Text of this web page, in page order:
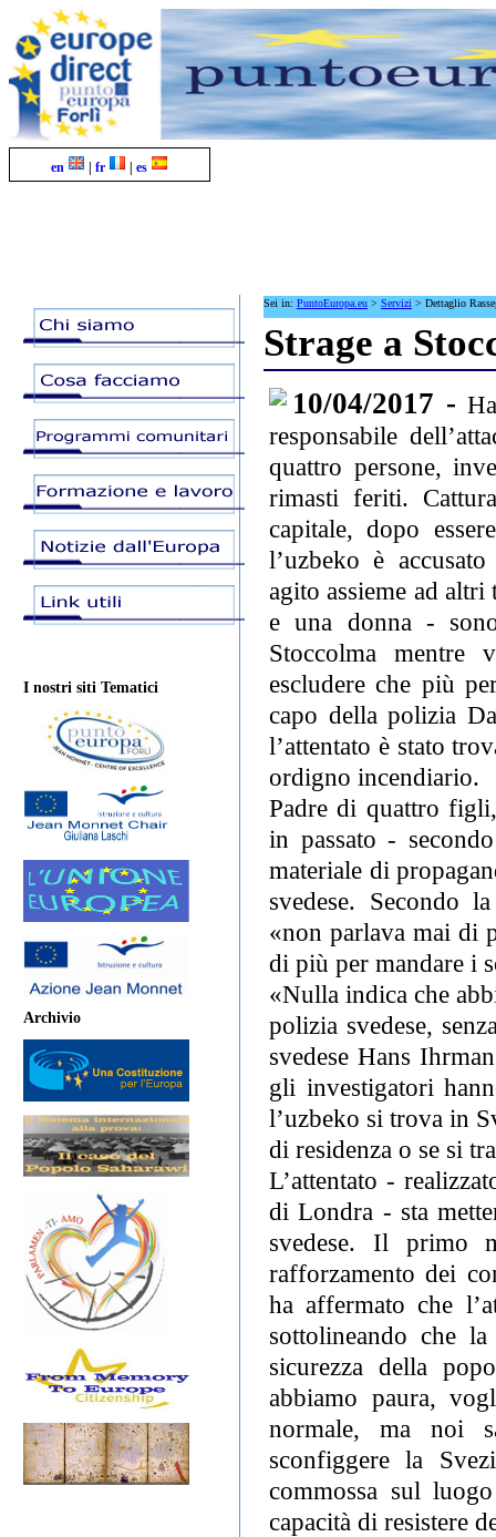
en | fr | es
I nostri siti Tematici
Archivio
Sei in: PuntoEuropa.eu > Servizi > Dettaglio
Strage a
10/04/2017 -
responsabile
quattro persone,
rimasti feriti.
capitale, dopo
l’uzbeko è
agito assieme ad
e una donna -
Stoccolma mentre
escludere che più
capo della polizia
l’attentato è stato
ordigno incendiario.
Padre di quattro
in passato -
materiale di
svedese. Secondo
«non parlava mai di
di più per mandare i
«Nulla indica che
polizia svedese,
svedese Hans
gli investigatori
l’uzbeko si trova in
di residenza o se si
L’attentato -
di Londra - sta
svedese. Il primo
rafforzamento dei
ha affermato che
sottolineando che
sicurezza della
abbiamo paura,
normale, ma noi
sconfiggere la
commossa sul
capacità di resistere